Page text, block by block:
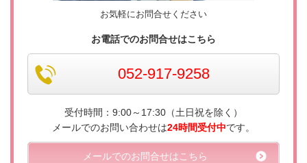
お気軽にお問合せください
お電話でのお問合せはこちら
052-917-9258
受付時間： 9:00～17:30（土日祝を除く）
メールでのお問い合わせは24時間受付中です。
メールでのお問合せはこちら